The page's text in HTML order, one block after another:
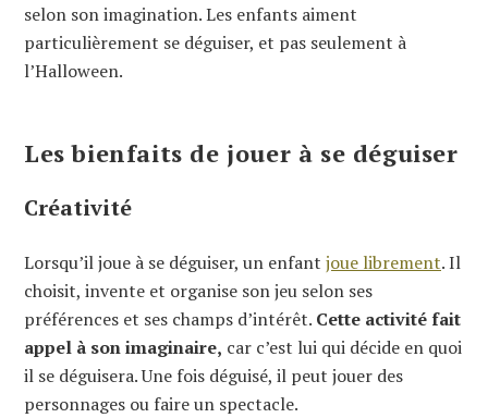
selon son imagination. Les enfants aiment
particulièrement se déguiser, et pas seulement à
l’Halloween.
Les bienfaits de jouer à se déguiser
Créativité
Lorsqu’il joue à se déguiser, un enfant joue librement. Il
choisit, invente et organise son jeu selon ses
préférences et ses champs d’intérêt. Cette activité fait
appel à son imaginaire, car c’est lui qui décide en quoi
il se déguisera. Une fois déguisé, il peut jouer des
personnages ou faire un spectacle.